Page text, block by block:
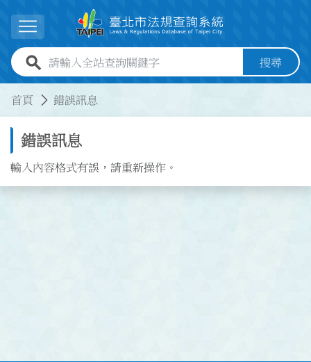
展開選單
全站查詢關鍵字欄位 搜尋
首頁 錯誤訊息
錯誤訊息
輸入內容格式有誤，請重新操作。